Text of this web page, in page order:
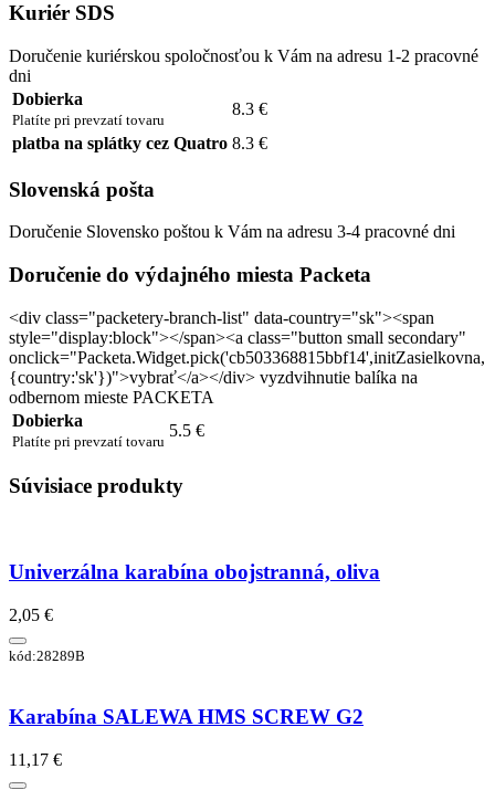
Kuriér SDS
Doručenie kuriérskou spoločnosťou k Vám na adresu 1-2 pracovné
dni
Dobierka
Platíte pri prevzatí tovaru
8.3 €
platba na splátky cez Quatro 8.3 €
Slovenská pošta
Doručenie Slovensko poštou k Vám na adresu 3-4 pracovné dni
Doručenie do výdajného miesta Packeta
<div class="packetery-branch-list" data-country="sk"><span
style="display:block"></span><a class="button small secondary"
onclick="Packeta.Widget.pick('cb503368815bbf14',initZasielkovna,
{country:'sk'})">vybrať</a></div> vyzdvihnutie balíka na
odbernom mieste PACKETA
Dobierka
Platíte pri prevzatí tovaru
5.5 €
Súvisiace produkty
Univerzálna karabína obojstranná, oliva
2,05 €
kód:28289B
Karabína SALEWA HMS SCREW G2
11,17 €